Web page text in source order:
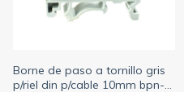
Borne de paso a tornillo gris
p/riel din p/cable 10mm bpn-